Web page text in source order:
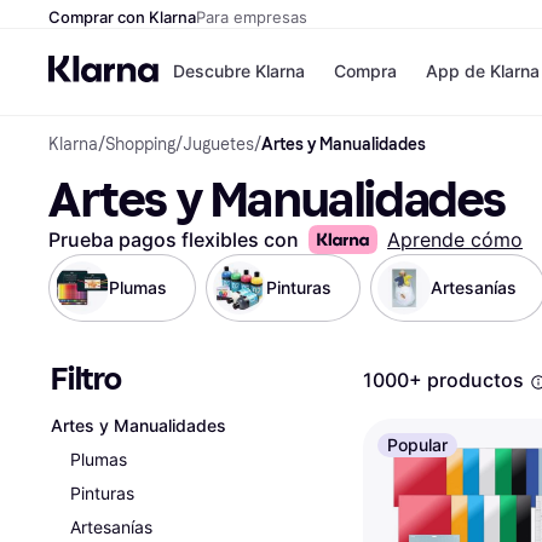
Comprar con KlarnaPara empresas
Descubre Klarna
Formas de pago
Formas de pago
Paga ahora
Paga en 3 plazos
Paga en 30 días
Financiación
Klarna en Apple
Compra
Tiendas
MediaMarkt
Shein
Zalando Prive
Zara
JD Sports
Directorio de
App de Klarna
Klarna/Shopping/Juguetes/Artes y Manualidades
Artes y Manualidades
Prueba pagos flexibles con Aprende cómo
Plumas Pinturas Artesanías
Filtro
Artes y Manualidades
Plumas
Pinturas
Artesanías
1000+ productos
Popular